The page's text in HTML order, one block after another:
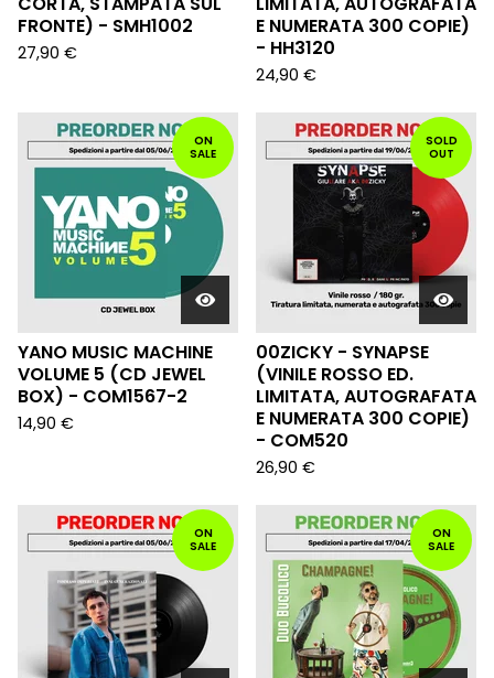
FRONTE) - SMH1002
27,90 €
E NUMERATA 300 COPIE)
- HH3120
24,90 €
ON
SALE
YANO MUSIC MACHINE
VOLUME 5 (CD JEWEL
BOX) - COM1567-2
14,90 €
SOLD
OUT
00ZICKY - SYNAPSE
(VINILE ROSSO ED.
LIMITATA, AUTOGRAFATA
E NUMERATA 300 COPIE)
- COM520
26,90 €
ON
SALE
ON
SALE